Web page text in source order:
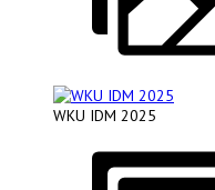
WKU IDM 2025